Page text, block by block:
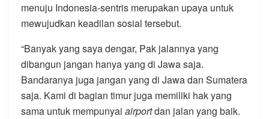
menuju Indonesia-sentris merupakan upaya untuk
mewujudkan keadilan sosial tersebut.
“Banyak yang saya dengar, Pak jalannya yang
dibangun jangan hanya yang di Jawa saja.
Bandaranya juga jangan yang di Jawa dan Sumatera
saja. Kami di bagian timur juga memiliki hak yang
sama untuk mempunyai airportdan jalan yang baik.